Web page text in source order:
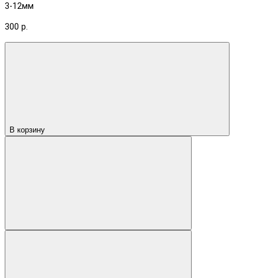
3-12мм
300 р.
В корзину